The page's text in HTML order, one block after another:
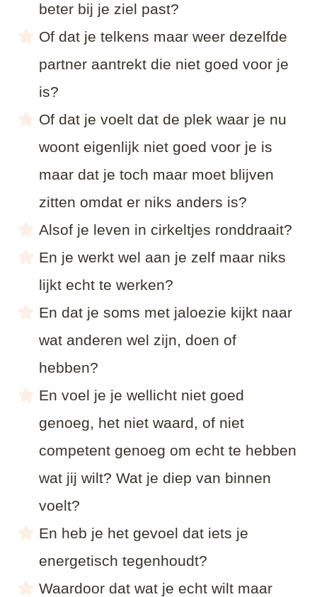
beter bij je ziel past?
Of dat je telkens maar weer dezelfde
partner aantrekt die niet goed voor je
is?
Of dat je voelt dat de plek waar je nu
woont eigenlijk niet goed voor je is
maar dat je toch maar moet blijven
zitten omdat er niks anders is?
Alsof je leven in cirkeltjes ronddraait?
En je werkt wel aan je zelf maar niks
lijkt echt te werken?
En dat je soms met jaloezie kijkt naar
wat anderen wel zijn, doen of
hebben?
En voel je je wellicht niet goed
genoeg, het niet waard, of niet
competent genoeg om echt te hebben
wat jij wilt? Wat je diep van binnen
voelt?
En heb je het gevoel dat iets je
energetisch tegenhoudt?
Waardoor dat wat je echt wilt maar